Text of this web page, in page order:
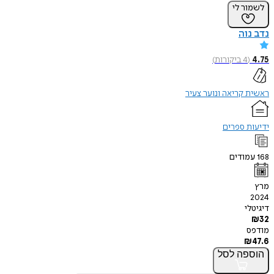
לשמור לי
נדב נוה
4.75
(
4ביקורות)
ראשית קריאה ונוער צעיר
ידיעות ספרים
168עמודים
מרץ
2024
דיגיטלי
₪32
מודפס
₪47.6
הוספה לסל